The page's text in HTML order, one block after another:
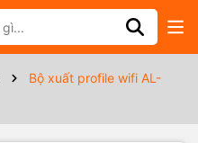
Bộ xuất profile wifi AL-